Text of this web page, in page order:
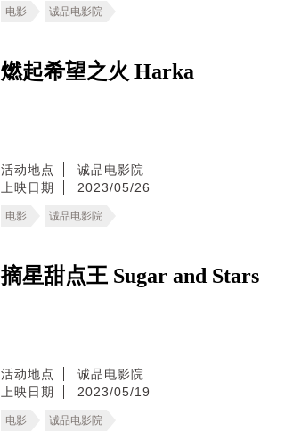
电影 诚品电影院
燃起希望之火 Harka
活动地点
诚品电影院
上映日期
2023/05/26
电影 诚品电影院
摘星甜点王 Sugar and Stars
活动地点
诚品电影院
上映日期
2023/05/19
电影 诚品电影院